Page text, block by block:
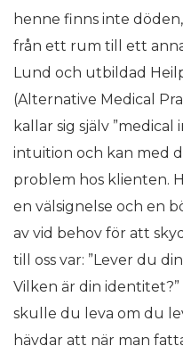
henne finns inte
från ett rum till ett
Lund och utbildad
(Alternative Medical
kallar sig själv
intuition och kan med
problem hos klienten.
en välsignelse och en
av vid behov för att
till oss var: ”Lever du
Vilken är din
skulle du leva om du
hävdar att när man